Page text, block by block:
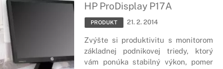
HP ProDisplay P17A
PRODUKT 21. 2. 2014
Zvýšte si produktivitu s monitorom
základnej podnikovej triedy, ktorý
vám ponúka stabilný výkon, pomer